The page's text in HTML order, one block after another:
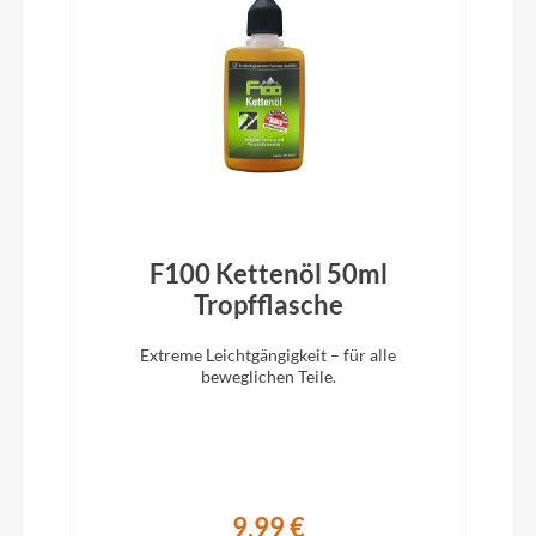
VP 831P
Ständer
Hebie IC
Modelljahr
F100 Kettenöl 50ml
Tropfflasche
Extreme Leichtgängigkeit – für alle
beweglichen Teile.
9,99 €